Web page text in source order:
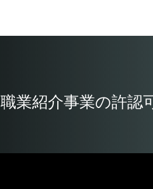
職業紹介事業の許認